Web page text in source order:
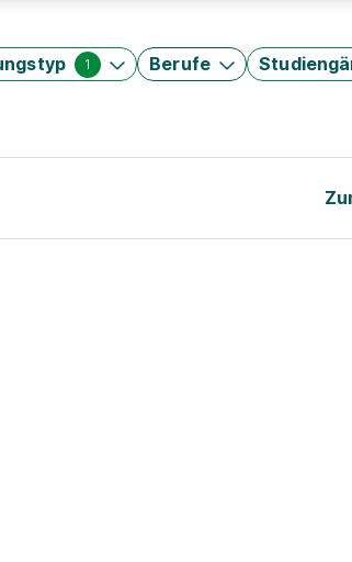
1 Berufe